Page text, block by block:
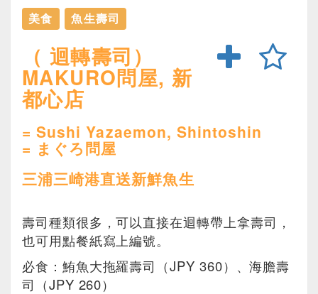
美食 魚生壽司
（ 迴轉壽司）
MAKURO問屋, 新
都心店
= Sushi Yazaemon, Shintoshin
= まぐろ問屋
三浦三崎港直送新鮮魚生
壽司種類很多，可以直接在迴轉帶上拿壽司，
也可用點餐紙寫上編號。
必食：鮪魚大拖羅壽司（JPY 360）、海膽壽
司（JPY 260）